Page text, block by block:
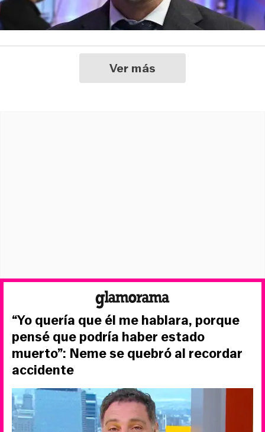
Ver más
“Yo quería que él me hablara, porque
pensé que podría haber estado
muerto”: Neme se quebró al recordar
accidente